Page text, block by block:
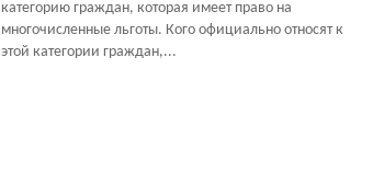
категорию граждан, которая имеет право на
многочисленные льготы. Кого официально относят к
этой категории граждан,...